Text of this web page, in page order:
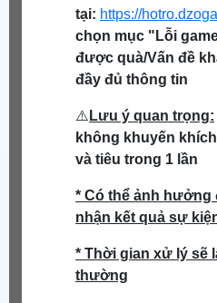
tại: https://
chọn mục "Lỗi
được quà/Vấn đề
đầy đủ thông tin
⚠️ Lưu ý quan trọng:
không khuyến
và tiêu trong 1 lần
* Có thể ảnh hưởng
nhận kết quả sự
* Thời gian xử lý sẽ
thường